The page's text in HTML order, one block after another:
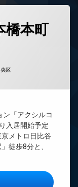
橋本町
:区
「アクシルコ
入居開始予定
メトロ日比谷
徒歩8分と、
ルコート日本橋本町詳